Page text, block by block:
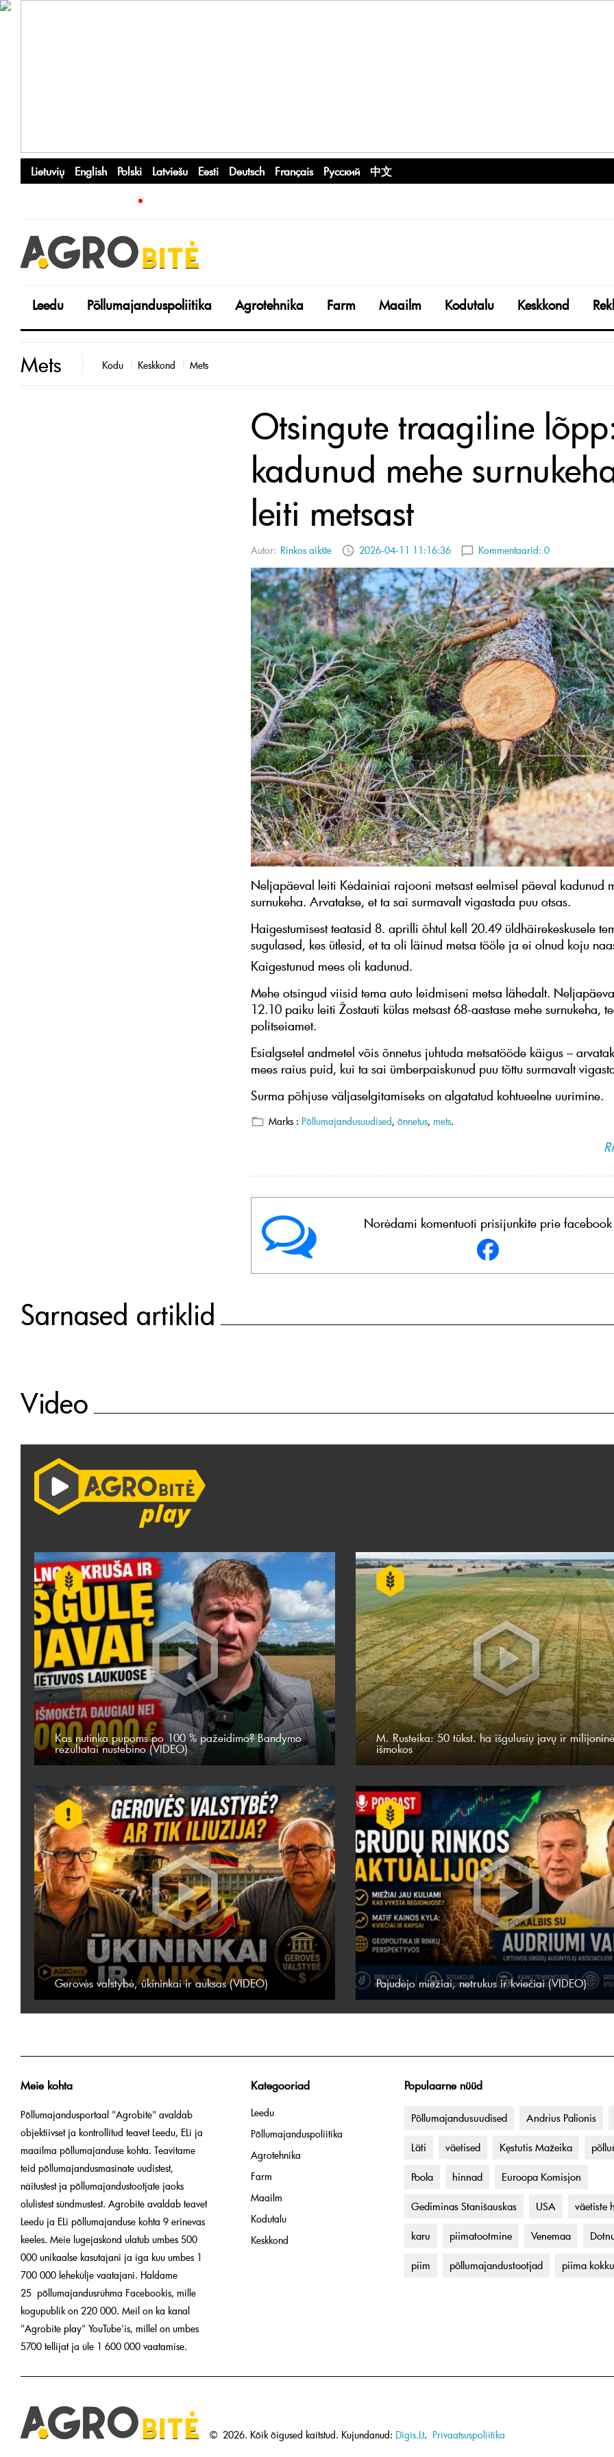
Lietuvių English Polski Latviešu Eesti Deutsch Français Русский 中文
Leedu Põllumajanduspoliitika Agrotehnika Farm Maailm Kodutalu Keskkond
Mets Kodu Keskkond Mets
Otsingute traagiline
kadunud mehe
leiti metsast
Autor: Rinkos aikštė 2026-04-11 11:16:36 Kommentaarid: 0
Neljapäeval leiti Kėdainiai rajooni metsast eelmisel päeval kadunud
surnukeha. Arvatakse, et ta sai surmavalt vigastada puu otsas.
Haigestumisest teatasid 8. aprilli õhtul kell 20.49 üldhäirekeskusele
sugulased, kes ütlesid, et ta oli läinud metsa tööle ja ei olnud koju
Kaigestunud mees oli kadunud.
Mehe otsingud viisid tema auto leidmiseni metsa lähedalt.
12.10 paiku leiti Žostauti külas metsast 68-aastase mehe surnukeha,
politseiamet.
Esialgsetel andmetel võis õnnetus juhtuda metsatööde käigus –
mees raius puid, kui ta sai ümberpaiskunud puu tõttu surmavalt
Surma põhjuse väljaselgitamiseks on algatatud kohtueelne uurimine.
Marks : Põllumajandusuudised, õnnetus, mets.
Norėdami komentuoti prisijunkite prie facebook
Sarnased artiklid
Video
Kas nutinka pupoms po 100 % pažeidimo? Bandymo
rezultatai nustebino (VIDEO)
M. Rusteika: 50 tūkst. ha išgulusių javų ir
išmokos
Gerovės valstybė, ūkininkai ir auksas (VIDEO) Pajudėjo miežiai, netrukus ir kviečiai (VIDEO)
Meie kohta
Põllumajandusportaal "Agrobitė" avaldab
objektiivset ja kontrollitud teavet Leedu, ELi ja
maailma põllumajanduse kohta. Teavitame
teid põllumajandusmasinate uudistest,
näitustest ja põllumajandustootjate jaoks
olulistest sündmustest. Agrobitė avaldab teavet
Leedu ja ELi põllumajanduse kohta 9 erinevas
keeles. Meie lugejaskond ulatub umbes 500
000 unikaalse kasutajani ja iga kuu umbes 1
700 000 lehekülje vaatajani. Haldame
25 põllumajandusrühma Facebookis, mille
kogupublik on 220 000. Meil on ka kanal
"Agrobitė play" YouTube'is, millel on umbes
5700 tellijat ja üle 1 600 000 vaatamise.
Populaarne nüüd
Põllumajandusuudised Andrius Palionis
Läti väetised Kęstutis Mažeika
Poola hinnad Euroopa Komisjon
Gediminas Stanišauskas USA väetiste
karu piimatootmine Venemaa
piim põllumajandustootjad piima
Kategooriad
Leedu
Põllumajanduspoliitika
Agrotehnika
Farm
Maailm
Kodutalu
Keskkond
© 2026. Kõik õigused kaitstud. Kujundanud: Digis.Lt. Privaatsuspoliitika